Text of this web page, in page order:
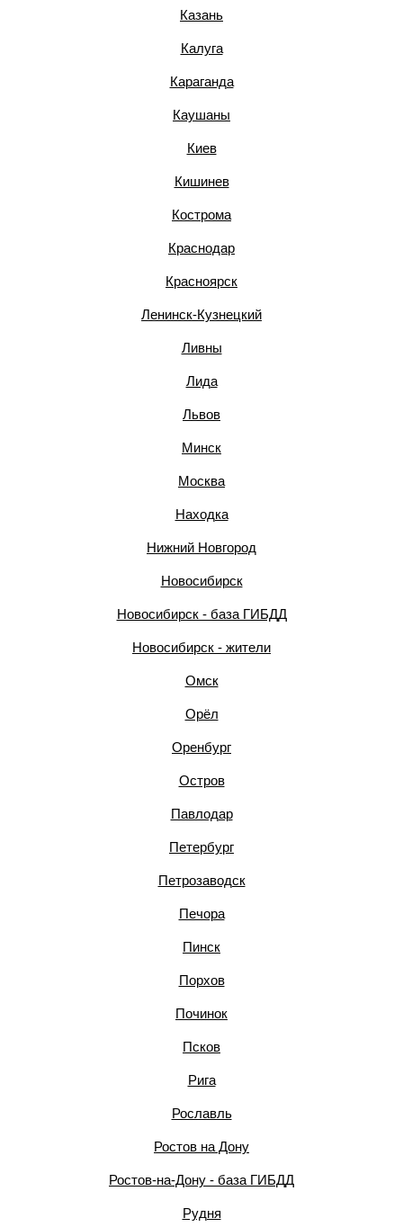
Казань
Калуга
Караганда
Каушаны
Киев
Кишинев
Кострома
Краснодар
Красноярск
Ленинск-Кузнецкий
Ливны
Лида
Львов
Минск
Москва
Находка
Нижний Новгород
Новосибирск
Новосибирск - база ГИБДД
Новосибирск - жители
Омск
Орёл
Оренбург
Остров
Павлодар
Петербург
Петрозаводск
Печора
Пинск
Порхов
Починок
Псков
Рига
Рославль
Ростов на Дону
Ростов-на-Дону - база ГИБДД
Рудня